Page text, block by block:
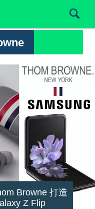
Browne 打造
Z Flip